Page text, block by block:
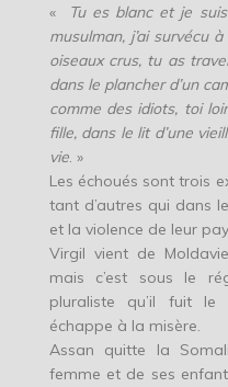
«
Tu es blanc et je
musulman, j’ai survécu
oiseaux crus, tu as
dans le plancher d’un
comme des idiots, toi
fille, dans le lit d’une
vie. »
Les échoués sont trois
tant d’autres qui dans
et la violence de leur
Virgil vient de
mais c’est sous le
pluraliste qu’il fuit
échappe à la misère.
Assan quitte la
femme et de ses